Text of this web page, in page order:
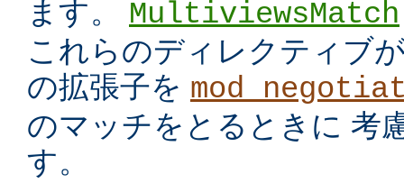
ます。 MultiviewsMatch
これらのディレクティブ
の拡張子を
のマッチをとるときに 考
す。